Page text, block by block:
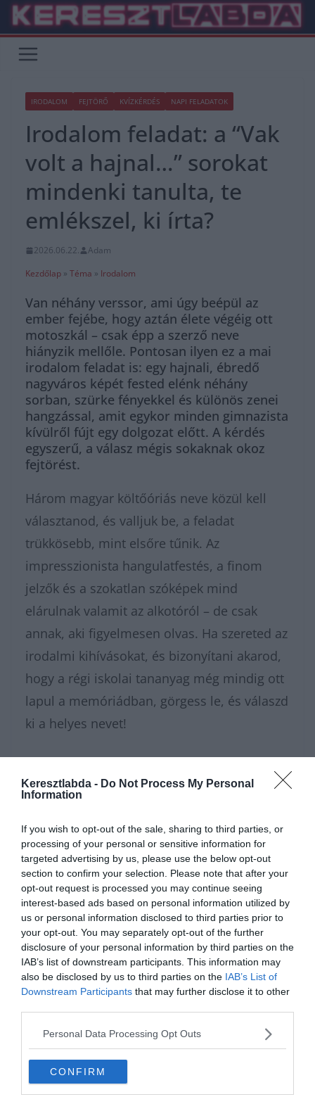
Keresztlabda - Do Not Process My Personal
Information
If you wish to opt-out of the sale, sharing to third parties, or
processing of your personal or sensitive information for
targeted advertising by us, please use the below opt-out
section to confirm your selection. Please note that after your
opt-out request is processed you may continue seeing
interest-based ads based on personal information utilized by
us or personal information disclosed to third parties prior to
your opt-out. You may separately opt-out of the further
disclosure of your personal information by third parties on the
IAB’s list of downstream participants. This information may
also be disclosed by us to third parties on the IAB’s List of
Downstream Participants that may further disclose it to other
Personal Data Processing Opt Outs
CONFIRM
Skip
content
IRODALOM FEJTÖRŐ KVÍZKÉRDÉS NAPI FELADATOK
Irodalom feladat: a “Vak
volt a hajnal…” sorokat
mindenki tanulta, te
emlékszel, ki írta?
2026.06.22.
Adam
Kezdőlap » Téma » Irodalom
Van néhány verssor, ami úgy beépül az
ember fejébe, hogy aztán élete végéig ott
motoszkál – csak épp a szerző neve
hiányzik mellőle. Pontosan ilyen ez a mai
irodalom feladat is: egy hajnali, ébredő
nagyváros képét fested elénk néhány
sorban, szürke fényekkel és különös zenei
hangzással, amit egykor minden gimnazista
kívülről fújt egy dolgozat előtt. A kérdés
egyszerű, a válasz mégis sokaknak okoz
fejtörést.
Három magyar költőóriás neve közül kell
választanod, és valljuk be, a feladat
trükkösebb, mint elsőre tűnik. Az
impresszionista hangulatfestés, a finom
jelzők és a szokatlan szóképek mind
elárulnak valamit az alkotóról – de csak
annak, aki figyelmesen olvas. Ha szereted az
irodalmi kihívásokat, és bizonyítani akarod,
hogy a régi iskolai tananyag még mindig ott
lapul a memóriádban, görgess le, és válaszd
ki a helyes nevet!
amivel karbantarthatod az
éstovábbi érdekes napi játékokat találhatsz.